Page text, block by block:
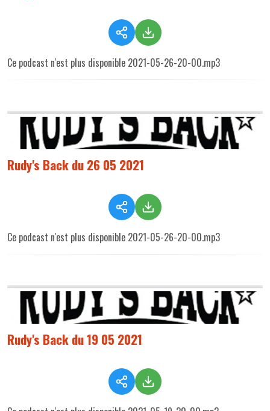
Ce podcast n'est plus disponible 2021-05-26-20-00.mp3
Rudy's Back du 26 05 2021
Ce podcast n'est plus disponible 2021-05-26-20-00.mp3
Rudy's Back du 19 05 2021